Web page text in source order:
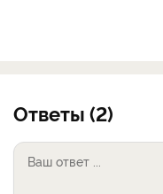
Ответы (2)